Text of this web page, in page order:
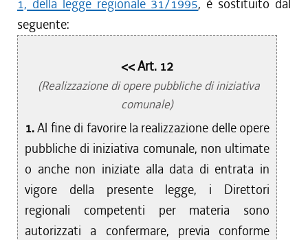
1, della legge regionale 31/1995, è sostituito dal
seguente:
<< Art. 12
(Realizzazione di opere pubbliche di iniziativa
comunale)
1.Al fine di favorire la realizzazione delle opere
pubbliche di iniziativa comunale, non ultimate
o anche non iniziate alla data di entrata in
vigore della presente legge, i Direttori
regionali competenti per materia sono
autorizzati a confermare, previa conforme